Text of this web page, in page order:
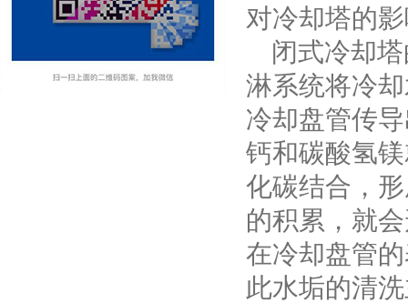
对冷却塔的
闭式冷却塔
淋系统将冷
冷却盘管传
钙和碳酸氢
化碳结合，
的积累，就
在冷却盘管
此水垢的清